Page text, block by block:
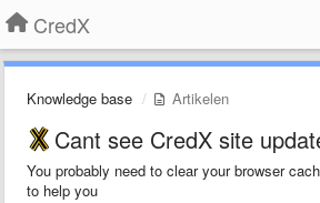
CredX
Knowledge base Artikelen
Cant see CredX site
You probably need to clear your browser
to help you